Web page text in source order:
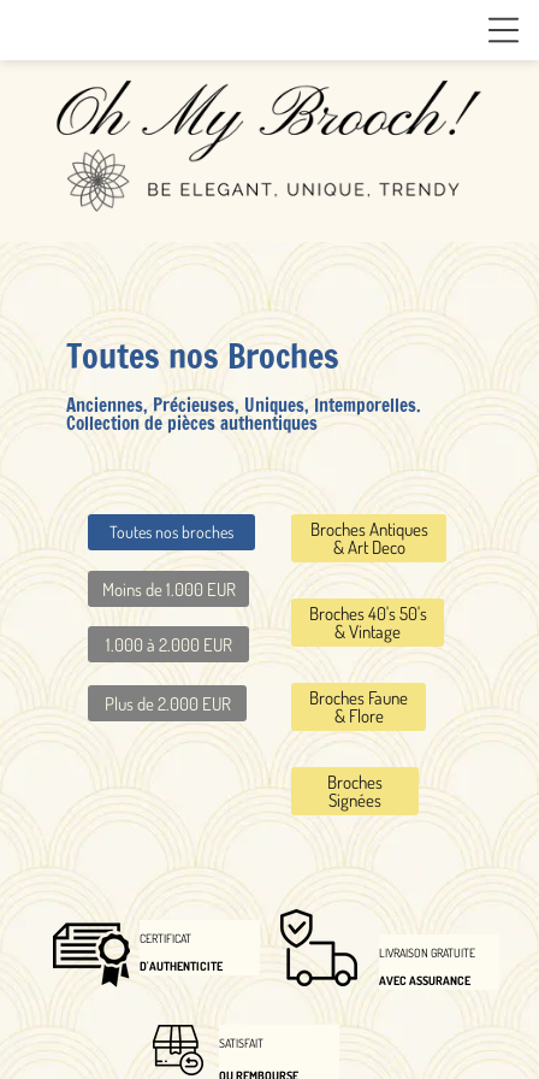
CERTIFICAT
D'AUTHENTICITE
LIVRAISON GRATUITE
AVEC ASSURANCE
SATISFAIT
OU REMBOURSE
Toutes nos Broches
Anciennes, Précieuses, Uniques, Intemporelles.
Collection de pièces authentiques
Broches Antiques
& Art Deco
Broches 40's 50's
& Vintage
Broches
Signées
Broches Faune
& Flore
Toutes nos broches
1.000 à 2.000 EUR
Moins de 1.000 EUR
Plus de 2.000 EUR